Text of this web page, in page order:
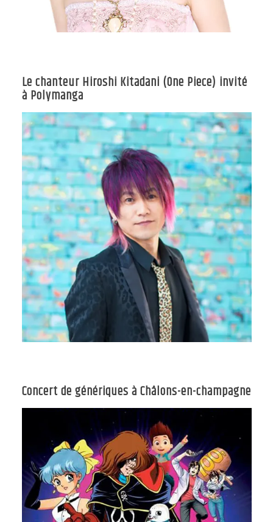
Le chanteur Hiroshi Kitadani (One Piece) invité
à Polymanga
Concert de génériques à Châlons-en-champagne